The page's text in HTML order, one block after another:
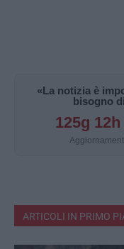
«La notizia è
bisogno
125g
ARTICOLI IN PRIMO